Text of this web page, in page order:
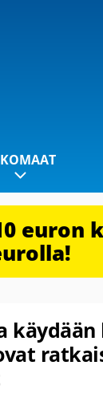
euron